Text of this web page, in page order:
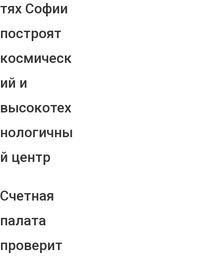
тях Софии
построят
космическ
ий и
высокотех
нологичны
й центр
Счетная
палата
проверит